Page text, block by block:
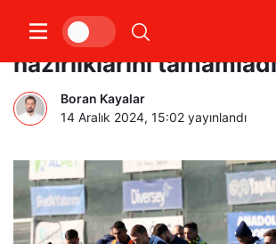
Fenerbahçe,
hazırlıklarını tamamladı
Boran Kayalar
14 Aralık 2024, 15:02 yayınlandı